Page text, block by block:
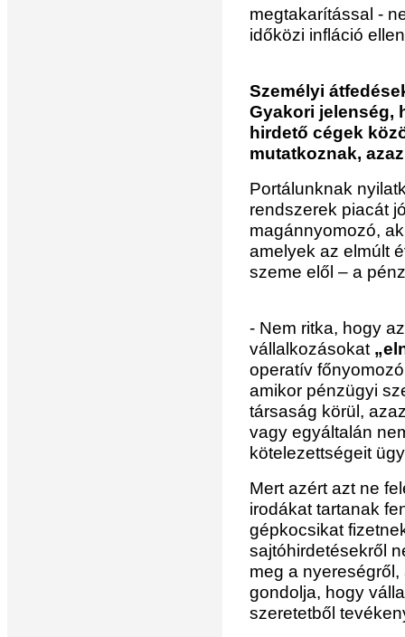
megtakarítással -
időközi infláció
Személyi
Gyakori jelenség,
hirdető cégek
mutatkoznak,
Portálunknak
rendszerek piacát
magánnyomozó,
amelyek az elmúlt
szeme elől – a
- Nem ritka, hogy
vállalkozásokat
operatív
amikor pénzügyi
társaság körül,
vagy egyáltalán
kötelezettségeit
Mert azért azt ne
irodákat tartanak
gépkocsikat
sajtóhirdetésekről
meg a
gondolja, hogy
szeretetből